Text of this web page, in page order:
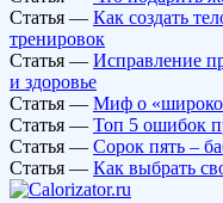
Статья — Как создать
тренировок
Статья — Исправление
и здоровье
Статья — Миф о
Статья — Топ 5 ошибок
Статья — Сорок пять –
Статья — Как выбрать